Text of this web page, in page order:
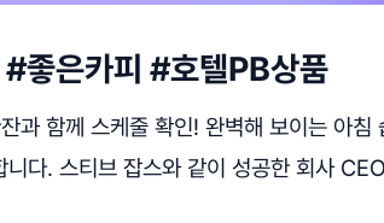
좋은카피 #호텔PB상품
과 함께 스케줄 확인! 완벽해 보이는 아침
다. 스티브 잡스와 같이 성공한 회사